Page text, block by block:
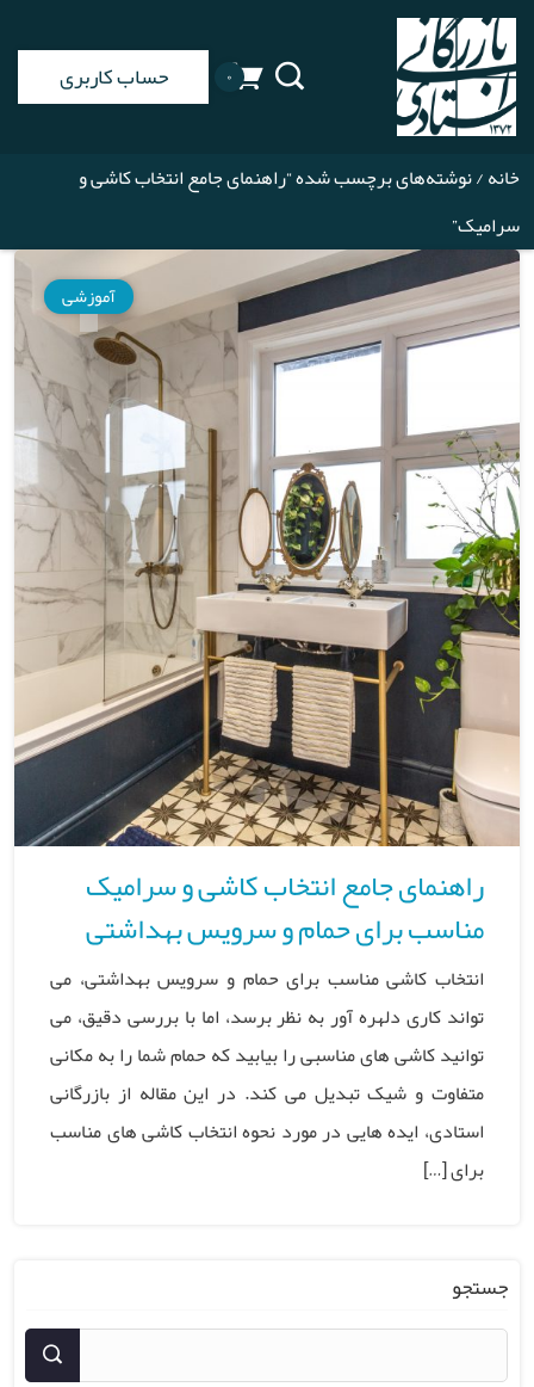
۰ حساب کاربری
خانه/ نوشته‌های برچسب شده “راهنمای جامع انتخاب کاشی و
سرامیک”
آموزشی
راهنمای جامع انتخاب کاشی و سرامیک
مناسب برای حمام و سرویس بهداشتی
انتخاب کاشی مناسب برای حمام و سرویس بهداشتی، می
تواند کاری دلهره آور به نظر برسد، اما با بررسی دقیق، می
توانید کاشی های مناسبی را بیابید که حمام شما را به مکانی
متفاوت و شیک تبدیل می کند. در این مقاله از بازرگانی
استادی، ایده هایی در مورد نحوه انتخاب کاشی های مناسب
برای […]
جستجو